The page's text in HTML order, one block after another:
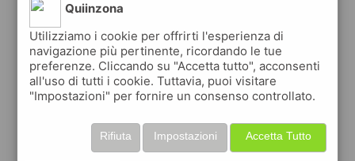
quiinzona è una app
gratuita
che ti aiuta se cerchi 'un'app per ottica
sassoferrato ? ' e che ti premia ogni volta
che la usi
raccogli punti da convertire inbuoni sconto
o gift card
per fare la spesa, fare
Quiinzona
Utilizziamo i cookie per offrirti l'esperienza di
navigazione più pertinente, ricordando le tue
preferenze. Cliccando su "Accetta tutto", acconsenti
all'uso di tutti i cookie. Tuttavia, puoi visitare
"Impostazioni" per fornire un consenso controllato.
Accetta Tutto
Impostazioni
Rifiuta